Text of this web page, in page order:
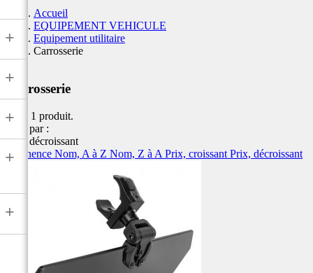
+
+
+
+
+
Accueil
EQUIPEMENT VEHICULE
Equipement utilitaire
Carrosserie
Carrosserie
Il y a 1 produit.
Trier par :
Prix, décroissant
Pertinence Nom, A à Z Nom, Z à A Prix, croissant Prix, décroissant